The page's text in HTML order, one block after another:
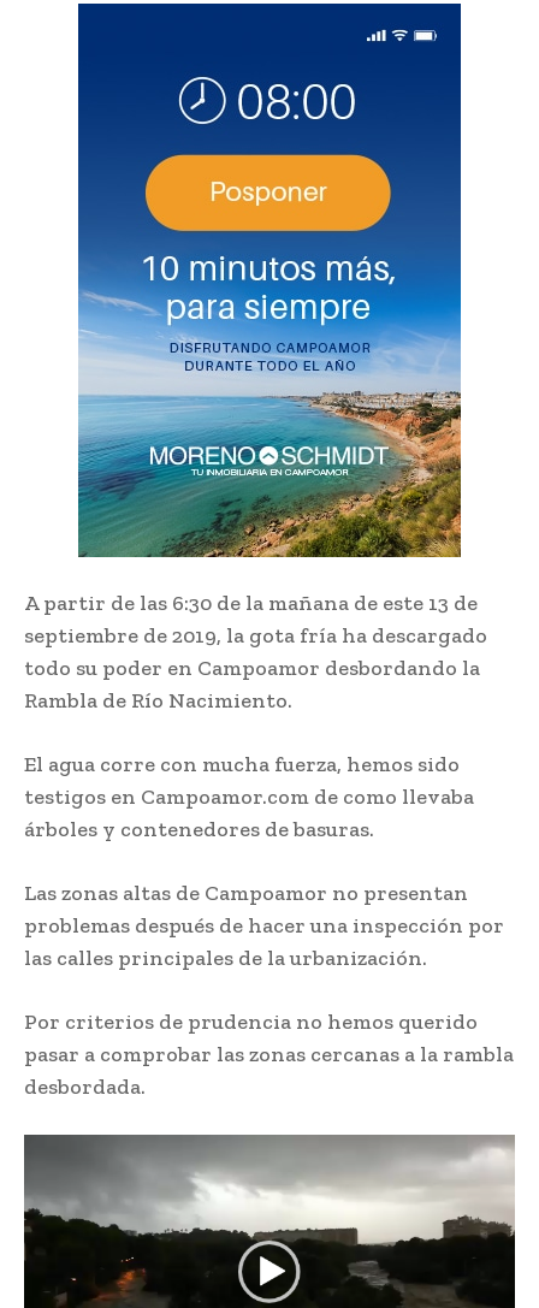
A partir de las 6:30 de la mañana de este 13 de
septiembre de 2019, la gota fría ha descargado
todo su poder en Campoamor desbordando la
Rambla de Río Nacimiento.
El agua corre con mucha fuerza, hemos sido
testigos en Campoamor.com de como llevaba
árboles y contenedores de basuras.
Las zonas altas de Campoamor no presentan
problemas después de hacer una inspección por
las calles principales de la urbanización.
Por criterios de prudencia no hemos querido
pasar a comprobar las zonas cercanas a la rambla
desbordada.